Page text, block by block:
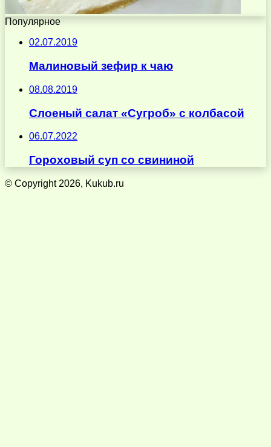
Популярное
02.07.2019
Малиновый зефир к чаю
08.08.2019
Слоеный салат «Сугроб» с колбасой
06.07.2022
Гороховый суп со свининой
© Copyright 2026, Kukub.ru